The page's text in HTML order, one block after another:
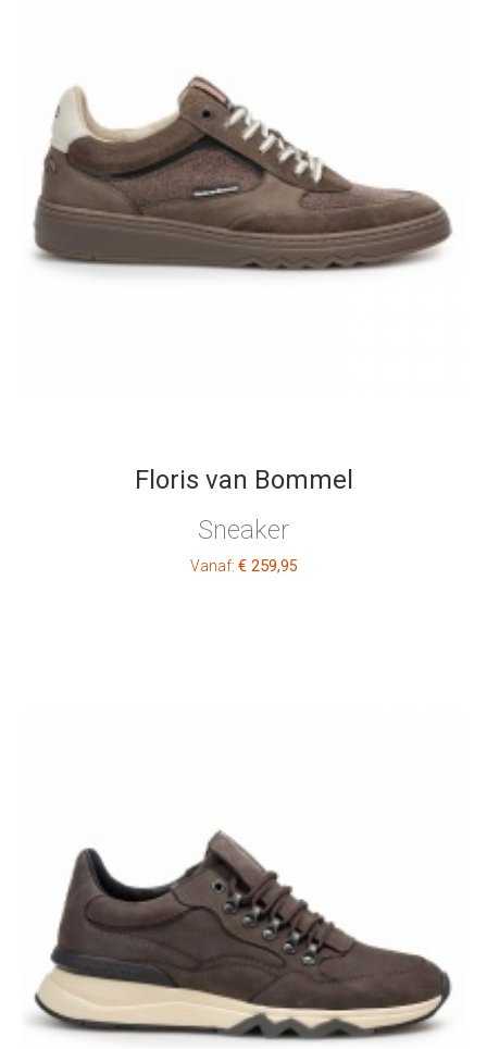
Floris van Bommel
Sneaker
Vanaf: € 259,95